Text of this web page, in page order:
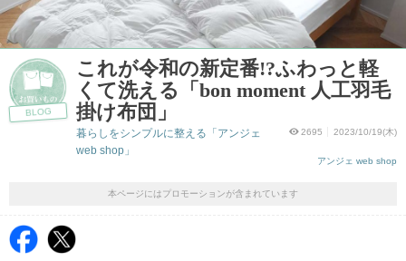
BLOG
これが令和の新定番!?ふわっと軽
くて洗える「bon moment 人工羽毛
掛け布団」
2695 2023/10/19(木)
アンジェ web shop
暮らしをシンプルに整える「アンジェ
web shop」
本ページにはプロモーションが含まれています